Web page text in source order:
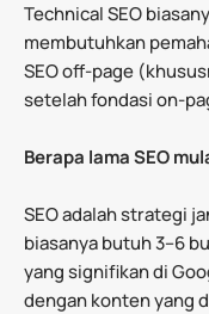
Technical SEO
membutuhkan
SEO off-page
setelah fondasi on-
Berapa lama SEO
SEO adalah strategi
biasanya butuh 3–6
yang signifikan di
dengan konten yang